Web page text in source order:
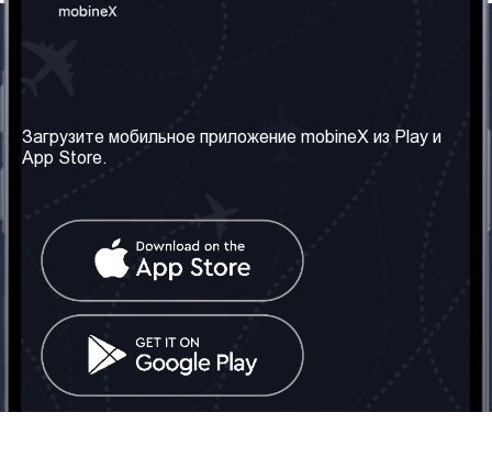
Наши сервисы
Правила и Условия
Часто задаваемые
вопросы
Контакт
Грузия: Тбилиси
Телефон: +442030340050
Email:info@mobinex.com
Социальные сети
Загрузите мобильное приложение mobineX из Play и
App Store.